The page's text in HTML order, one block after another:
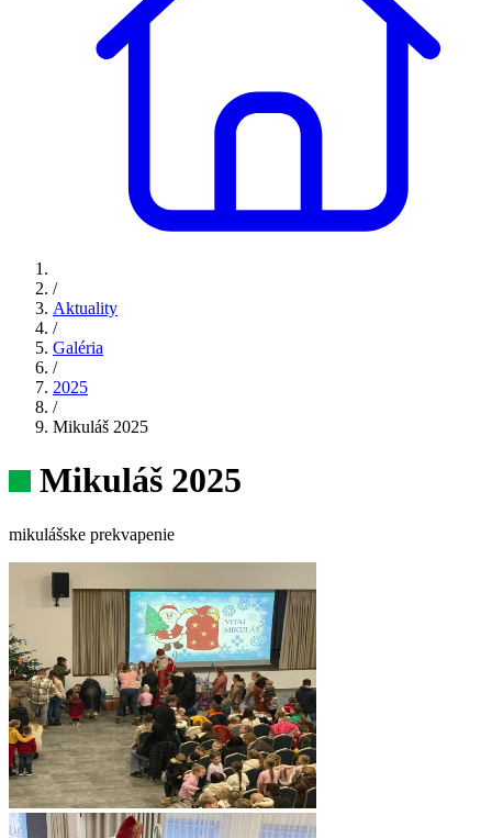
/
Aktuality
/
Galéria
/
2025
/
Mikuláš 2025
Mikuláš 2025
mikulášske prekvapenie